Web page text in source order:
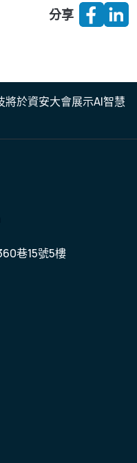
分享
將於資安大會展示AI智慧
巷15號5樓